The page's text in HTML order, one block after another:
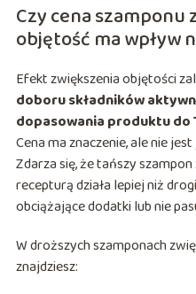
Czy cena szamponu
objętość ma wpływ
Efekt zwiększenia objętości
doboru składników
dopasowania produktu do
Cena ma znaczenie, ale nie
Zdarza się, że tańszy
recepturą działa lepiej niż
obciążające dodatki lub nie
W droższych szamponach
znajdziesz: